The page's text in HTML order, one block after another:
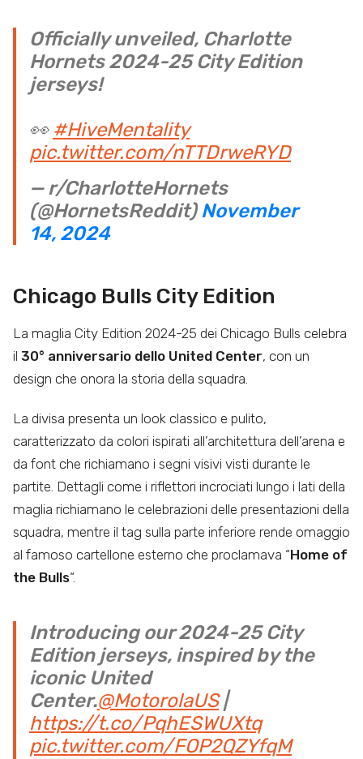
Officially unveiled, Charlotte
Hornets 2024-25 City Edition
jerseys!
👀 #HiveMentality
pic.twitter.com/nTTDrweRYD
— r/CharlotteHornets
(@HornetsReddit)November
14, 2024
Chicago Bulls City Edition
La maglia City Edition 2024-25 dei Chicago Bulls celebra
il 30° anniversario dello United Center, con un
design che onora la storia della squadra.
La divisa presenta un look classico e pulito,
caratterizzato da colori ispirati all’architettura dell’arena e
da font che richiamano i segni visivi visti durante le
partite. Dettagli come i riflettori incrociati lungo i lati della
maglia richiamano le celebrazioni delle presentazioni della
squadra, mentre il tag sulla parte inferiore rende omaggio
al famoso cartellone esterno che proclamava “Home of
the Bulls“.
Introducing our 2024-25 City
Edition jerseys, inspired by the
iconic United
Center.@MotorolaUS|
https://t.co/PqhESWUXtq
pic.twitter.com/FOP2QZYfqM